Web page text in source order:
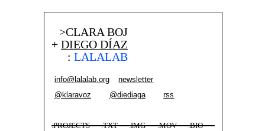
>CLARA BOJ
+ DIEGO DÍAZ
: LALALAB
info@lalalab.org
newsletter
@klaravoz
@diediaga rss
.PROJECTS .TXT .IMG .MOV .BIO